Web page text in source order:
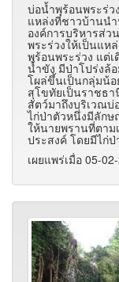
บ่อน้ำพุร้อนพระร่
แหล่งที่ชาวบ้านน
องค์การบริหารส่
พระร่วงให้เป็นแห
พุร้อนพระร่วง แต่
น้ำขัง มีป่าโปร่งล้
โผล่ขึ้นเป็นกลุ่มน้
สุโขทัยเป็นราชธา
สัตว์มาถึงบริเวณ
ไก่ป่าตัวหนึ่งมีลักษ
ให้นายพรานที่ตาม
ประสงค์ โดยมีไก่
เผยแพร่เมื่อ 05-